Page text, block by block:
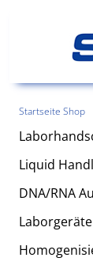
Startseite Shop
Liquid
DNA/RNA
Laborgeräte